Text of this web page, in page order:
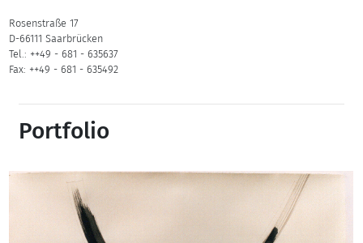
Rosenstraße 17
D-66111 Saarbrücken
Tel.: ++49 - 681 - 635637
Fax: ++49 - 681 - 635492
Portfolio